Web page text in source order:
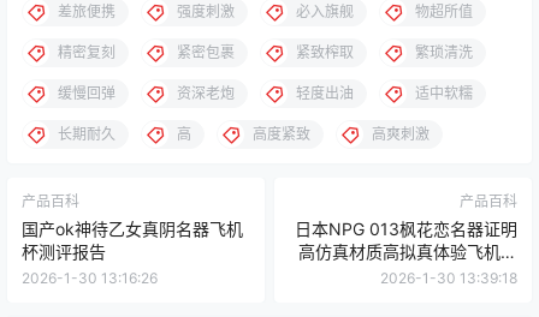
差旅便携 强度刺激 必入旗舰 物超所值
精密复刻 紧密包裹 紧致榨取 繁琐清洗
缓慢回弹 资深老炮 轻度出油 适中软糯
长期耐久 高 高度紧致 高爽刺激
产品百科
国产ok神待乙女真阴名器飞机
杯测评报告
2026-1-30 13:16:26
产品百科
日本NPG 013枫花恋名器证明
高仿真材质高拟真体验飞机杯
测评
2026-1-30 13:39:18